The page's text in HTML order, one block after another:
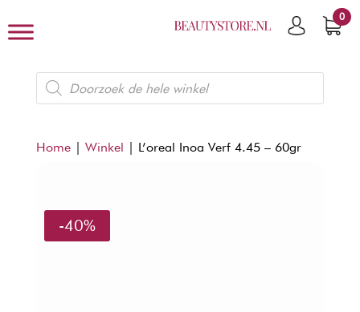
0
Producten
zoeken
Home| Winkel | L’oreal Inoa Verf 4.45 – 60gr
-40%